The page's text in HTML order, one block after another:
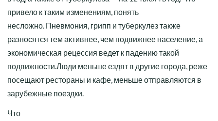
привело к таким изменениям, понять
несложно. Пневмония, грипп и туберкулез также
разносятся тем активнее, чем подвижнее население, а
экономическая рецессия ведет к падению такой
подвижности.Люди меньше ездят в другие города, реже
посещают рестораны и кафе, меньше отправляются в
зарубежные поездки.
Что